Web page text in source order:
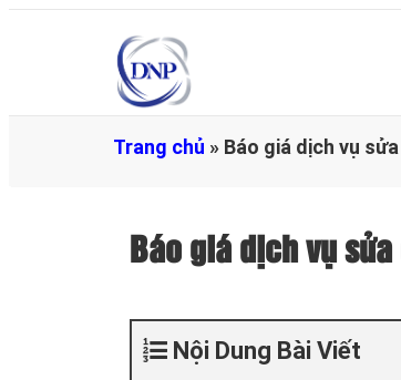
Trang chủ » Báo giá dịch vụ
Báo giá dịch vụ
Nội Dung Bài Viết